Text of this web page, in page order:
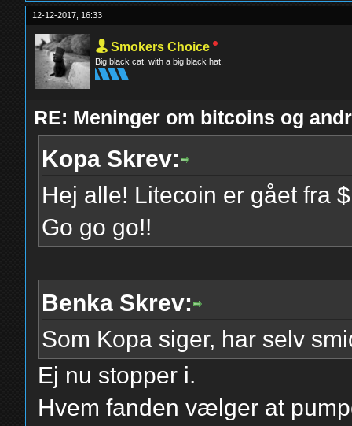
12-12-2017, 16:33
Smokers Choice
Big black cat, with a big black hat.
RE: Meninger om bitcoins og
Kopa Skrev:
Hej alle! Litecoin er gået fra
Go go go!!
Benka Skrev:
Som Kopa siger, har selv
Ej nu stopper i.
Hvem fanden vælger at